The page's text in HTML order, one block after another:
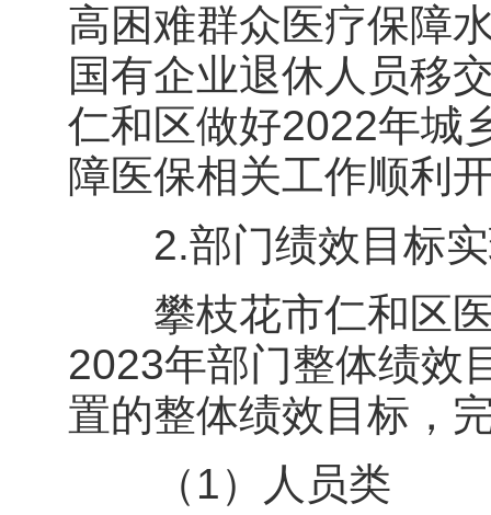
高困难群众医疗保障
国有企业退休人员移
仁和区做好2022年城
障医保相关工作顺利
2.部门绩效目标
攀枝花市仁和区医
2023年部门整体绩效
置的整体绩效目标，
（1）人员类